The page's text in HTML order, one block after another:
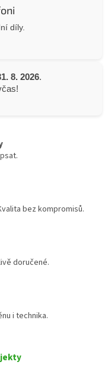
díly.
8. 2026.
bez kompromisů.
doručené.
i technika.